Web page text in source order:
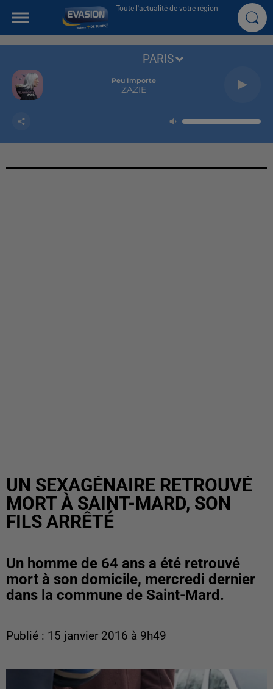
Toute l'actualité de votre région
Peu Importe
ZAZIE
PARIS
UN SEXAGÉNAIRE RETROUVÉ
MORT À SAINT-MARD, SON
FILS ARRÊTÉ
Un homme de 64 ans a été retrouvé
mort à son domicile, mercredi dernier
dans la commune de Saint-Mard.
Publié : 15 janvier 2016 à 9h49